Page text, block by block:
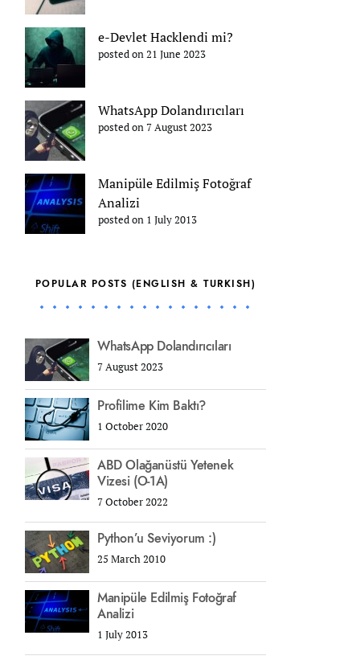
e-Devlet Hacklendi mi?
posted on 21 June 2023
WhatsApp Dolandırıcıları
posted on 7 August 2023
Manipüle Edilmiş Fotoğraf
Analizi
posted on 1 July 2013
POPULAR POSTS (ENGLISH & TURKISH)
WhatsApp Dolandırıcıları
7 August 2023
Profilime Kim Baktı?
1 October 2020
ABD Olağanüstü Yetenek
Vizesi (O-1A)
7 October 2022
Python’u Seviyorum :)
25 March 2010
Manipüle Edilmiş Fotoğraf
Analizi
1 July 2013